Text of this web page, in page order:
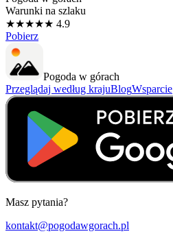
Warunki na szlaku
★★★★★ 4.9
Pobierz
Pogoda w górach
Przeglądaj według krajuBlogWsparcie
Masz pytania?
kontakt@pogodawgorach.pl